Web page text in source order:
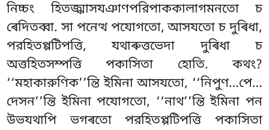
নিচ্চং হিতজ্ঝাসযঞাণপরিপাককালাগমনতো চ
ৰেদিতব্বা. সা পনেত্থ পযোগতো, আসযতো চ দুৰিধা,
পরহিতপ্পটিপত্তি, যথাৰুত্তভেদা দুৰিধা চ
অত্তহিতসম্পত্তি পকাসিতা হোতি. কথং?
‘‘মহাকারুণিক’’ন্তি ইমিনা আসযতো, ‘‘নিপুণ…পে…
দেসন’’ন্তি ইমিনা পযোগতো, ‘‘নাথ’’ন্তি ইমিনা পন
উভযথাপি ভগৰতো পরহিতপ্পটিপত্তি পকাসিতা